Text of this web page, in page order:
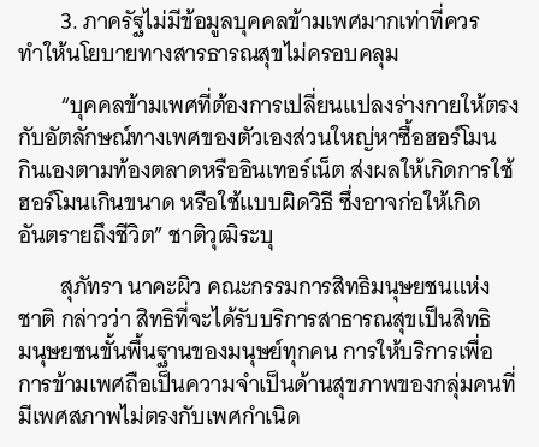
3. ภาครัฐไม่มีข้อมูลบุคคลข้ามเพศมากเท่าที่ควร
ทำให้นโยบายทางสารธารณสุขไม่ครอบคลุม
“บุคคลข้ามเพศที่ต้องการเปลี่ยนแปลงร่างกายให้ตรง
กับอัตลักษณ์ทางเพศของตัวเองส่วนใหญ่หาซื้อฮอร์โมน
กินเองตามท้องตลาดหรืออินเทอร์เน็ต ส่งผลให้เกิดการใช้
ฮอร์โมนเกินขนาด หรือใช้แบบผิดวิธี ซึ่งอาจก่อให้เกิด
อันตรายถึงชีวิต” ชาติวุฒิระบุ
สุภัทรา นาคะผิว คณะกรรมการสิทธิมนุษยชนแห่ง
ชาติ กล่าวว่า สิทธิที่จะได้รับบริการสาธารณสุขเป็นสิทธิ
มนุษยชนขั้นพื้นฐานของมนุษย์ทุกคน การให้บริการเพื่อ
การข้ามเพศถือเป็นความจำเป็นด้านสุขภาพของกลุ่มคนที่
มีเพศสภาพไม่ตรงกับเพศกำเนิด